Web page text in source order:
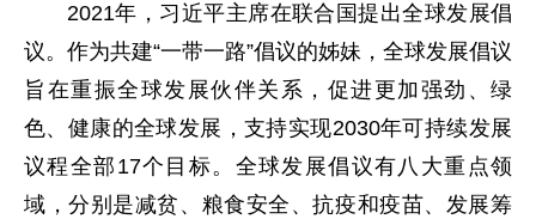
2021年，习近平主席在联合国提出全球发展倡
议。作为共建“一带一路”倡议的姊妹，全球发展倡议
旨在重振全球发展伙伴关系，促进更加强劲、绿
色、健康的全球发展，支持实现2030年可持续发展
议程全部17个目标。全球发展倡议有八大重点领
域，分别是减贫、粮食安全、抗疫和疫苗、发展筹